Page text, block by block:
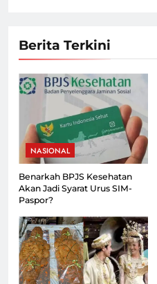
Berita Terkini
NASIONAL
Benarkah BPJS Kesehatan
Akan Jadi Syarat Urus SIM-
Paspor?